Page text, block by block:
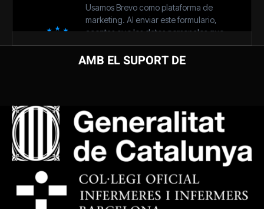
AMB EL SUPORT DE